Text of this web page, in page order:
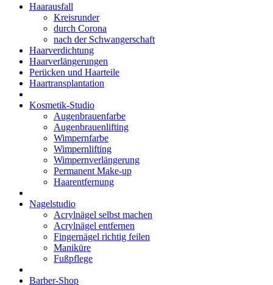
Haarausfall
Kreisrunder
durch Corona
nach der Schwangerschaft
Haarverdichtung
Haarverlängerungen
Perücken und Haarteile
Haartransplantation
Kosmetik-Studio
Augenbrauenfarbe
Augenbrauenlifting
Wimpernfarbe
Wimpernlifting
Wimpernverlängerung
Permanent Make-up
Haarentfernung
Nagelstudio
Acrylnägel selbst machen
Acrylnägel entfernen
Fingernägel richtig feilen
Maniküre
Fußpflege
Barber-Shop